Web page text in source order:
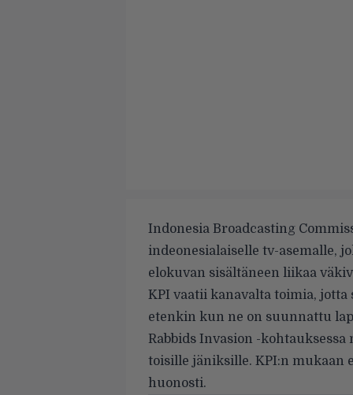
Indonesia Broadcasting
indeonesialaiselle tv-asemalle,
elokuvan sisältäneen liikaa
KPI vaatii kanavalta toimia,
etenkin kun ne on suunnattu
Rabbids Invasion -
toisille jäniksille. KPI:n mukaan
huonosti.